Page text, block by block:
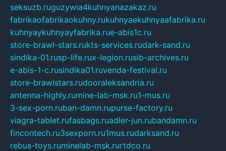
seksuzb.ruguzywia4kuhnyanazakaz.ru
fabrikaofabrikaokuhny.rukuhnyaekuhnyaafabrika.ru
kuhnyaykuhnyayfabrika.rue-abis1c.ru
store-brawl-stars.rukts-services.rudark-sand.ru
sindika-01.rusp-life.rux-legion.rusib-archives.ru
e-abis-1-c.rusindika01.ruvenda-festival.ru
store-brawlstars.rudooraleksandria.ru
antenna-highly.rumine-lab-msk.ru1-mus.ru
3-sex-porn.ruban-damn.rupurse-factory.ru
viagra-tablet.rufasbags.ruadler-jun.rubandamn.ru
fincontech.ru3sexporn.ru1mus.rudarksand.ru
rebus-toys.ruminelab-msk.rurtdco.ru